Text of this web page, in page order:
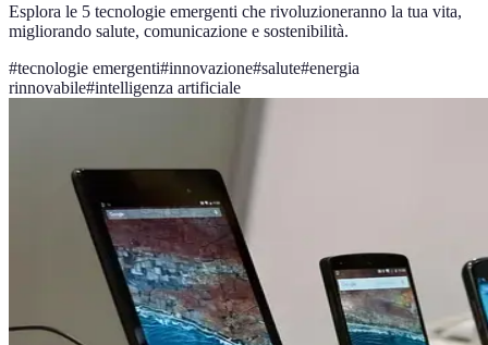
Esplora le 5 tecnologie emergenti che rivoluzioneranno la tua vita,
migliorando salute, comunicazione e sostenibilità.
#tecnologie emergenti#innovazione#salute#energia
rinnovabile#intelligenza artificiale